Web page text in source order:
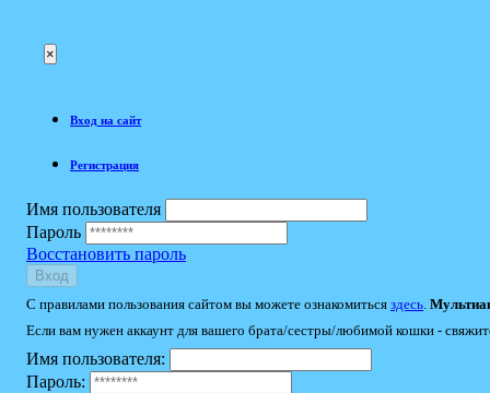
×
Вход на сайт
Регистрация
Имя пользователя
Пароль
Восстановить пароль
Вход
С правилами пользования сайтом вы можете ознакомиться здесь
Если вам нужен аккаунт для вашего брата/сестры/любимой кошки -
Имя пользователя:
Пароль: